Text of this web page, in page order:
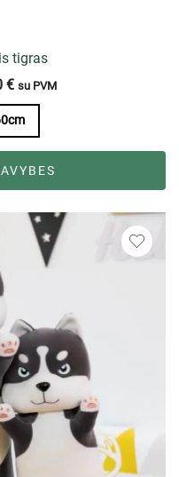
tigras
€ su PVM